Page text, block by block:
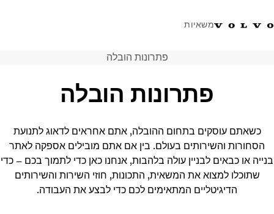
משאיות
התחבר לאזור אישי ישראל
שירות
מרכזי שירות
חדשות
אודות
פתרונות הובלה
פתרונות הובלה
כשאתם עוסקים בתחום ההובלה, אתם אחראים לדאוג לתנועת
הסחורות והשירותים בעולם. בין אם אתם מובילים אספקה לאתר
בנייה או כבאים לבניין עולה בלהבות, אנחנו כאן כדי לתמוך בכם – כדי
שתוכלו למצוא את המשאית, התכונות, חוזי השירות והשירותים
הדיגיטליים המתאימים לכם כדי לבצע את העבודה.